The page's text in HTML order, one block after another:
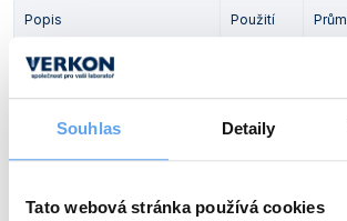
Souhlas Detaily
Tato webová stránka používá cookies
Popis Použití
Ruční krimpovací kleště
Dostupnost: